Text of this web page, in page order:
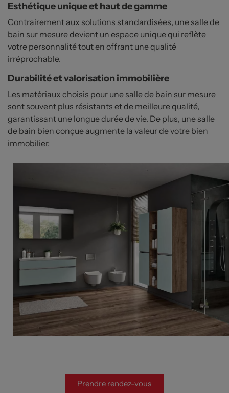
Esthétique unique et haut de gamme
Contrairement aux solutions standardisées, une salle de
bain sur mesure devient un espace unique qui reflète
votre personnalité tout en offrant une qualité
irréprochable.
Durabilité et valorisation immobilière
Les matériaux choisis pour une salle de bain sur mesure
sont souvent plus résistants et de meilleure qualité,
garantissant une longue durée de vie. De plus, une salle
de bain bien conçue augmente la valeur de votre bien
immobilier.
Prendre rendez-vous